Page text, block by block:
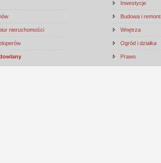
nieruchomości
Inwestycje
Budowa i remont
Wnętrza
Ogród i działka
Prawo